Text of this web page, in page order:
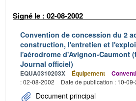
Signé le : 02-08-2002
Convention de concession du 2
construction, l'entretien et
l'aérodrome d'Avignon-Caumont
Journal officiel)
EQUA0310203X Équipement
: 02-08-2002
Date de publication : 10-
Document principal